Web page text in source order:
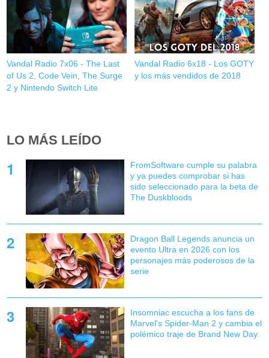
Vandal Radio 7x06 - The Last
of Us 2, Code Vein, The Surge
2 y Nintendo Switch Lite
Vandal Radio 6x18 - Los GOTY
y los más vendidos de 2018
LO MÁS LEÍDO
FromSoftware cumple su palabra
y ya puedes comprobar si has
sido seleccionado para la beta de
The Duskbloods
Dragon Ball Legends anuncia un
evento Ultra en 2026 con los
personajes más poderosos de la
serie
Insomniac escucha a los fans de
Marvel's Spider-Man 2 y cambia el
polémico traje de Brand New Day